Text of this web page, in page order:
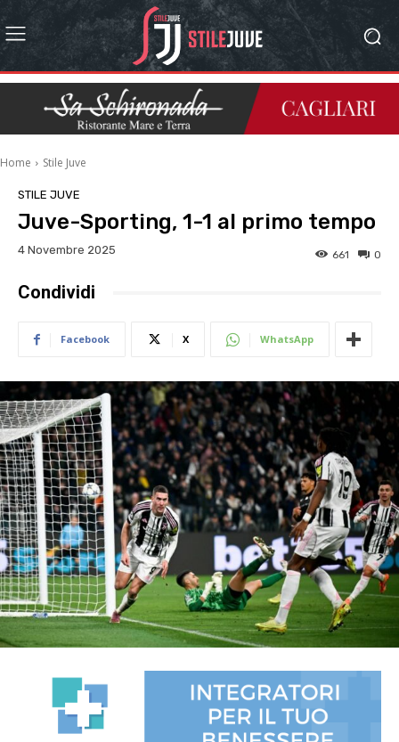
Home Stile Juve
STILE JUVE
Juve-Sporting, 1-1 al primo tempo
4 Novembre 2025 0
661
Condividi
Facebook X WhatsApp